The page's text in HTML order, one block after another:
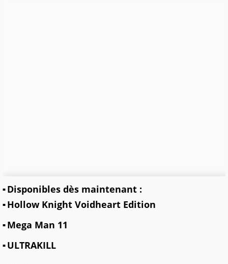
Disponibles dès maintenant :
Hollow Knight Voidheart Edition
Mega Man 11
ULTRAKILL